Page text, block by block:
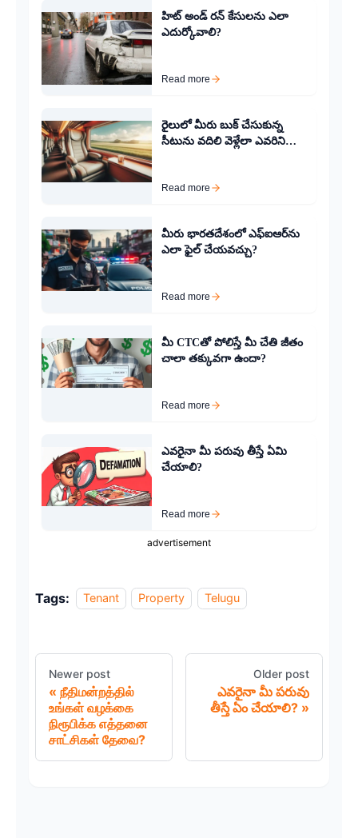
హిట్ అండ్ రన్ కేసులను ఎలా
ఎదుర్కోవాలి?
Read more
రైలులో మీరు బుక్ చేసుకున్న
సీటును వదిలి వెళ్లేలా ఎవరిని
Read more
మీరు భారతదేశంలో ఎఫ్‌ఐఆర్‌ను
ఎలా ఫైల్ చేయవచ్చు?
Read more
మీ CTCతో పోలిస్తే మీ చేతి జీతం
చాలా తక్కువగా ఉందా?
Read more
ఎవరైనా మీ పరువు తీస్తే ఏమి
చేయాలి?
Read more
advertisement
Tags: Tenant Property Telugu
Newer post
நீதிமன்றத்தில்
உங்கள் வழக்கை
நிரூபிக்க எத்தனை
சாட்சிகள் தேவை?
Older post
ఎవరైనా మీ పరువు
తీస్తే ఏం చేయాలి?